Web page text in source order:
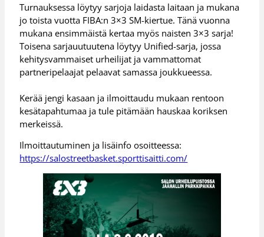
Turnauksessa löytyy sarjoja laidasta laitaan ja mukana
jo toista vuotta FIBA:n 3×3 SM-kiertue. Tänä vuonna
mukana ensimmäistä kertaa myös naisten 3×3 sarja!
Toisena sarjauutuutena löytyy Unified-sarja, jossa
kehitysvammaiset urheilijat ja vammattomat
partneripelaajat pelaavat samassa joukkueessa.
Kerää jengi kasaan ja ilmoittaudu mukaan rentoon
kesätapahtumaa ja tule pitämään hauskaa koriksen
merkeissä.
Ilmoittautuminen ja lisäinfo osoitteessa:
https://salostreetbasket.sporttisaitti.com/